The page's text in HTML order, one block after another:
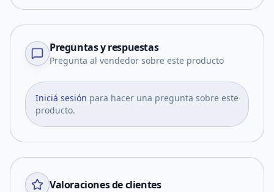
Preguntas y respuestas
Pregunta al vendedor sobre este producto
Iniciá sesión para hacer una pregunta sobre este
producto.
Valoraciones de clientes